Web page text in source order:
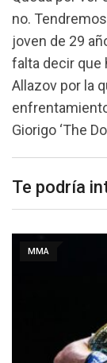
no.
joven de 29
falta decir que
Allazov por la
Giorigo ‘The
Te podría
MMA